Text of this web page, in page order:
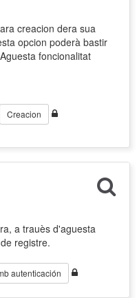
creacion dera sua
opcion poderà bastir
foncionalitat
Creacion
a trauès d'aguesta
registre.
autenticación